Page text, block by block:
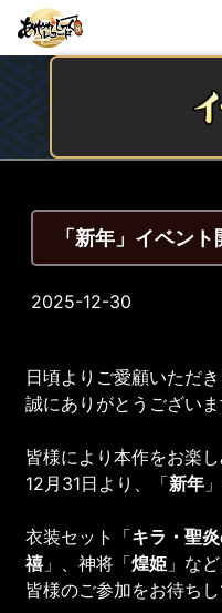
「新年」イベント
2025-12-30
日頃よりご愛顧いただき
誠にありがとうございま
皆様により本作をお楽し
12月31日より、「新年
衣装セット「キラ・聖
禧」、神将「煌姫 」な
皆様のご参加をお待ちし